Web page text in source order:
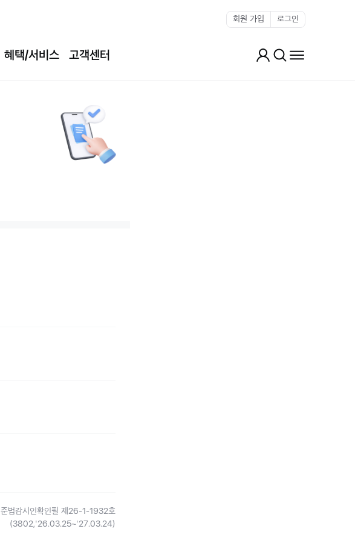
회원 가입 로그인
혜택/서비스 고객센터 마이페이지
전체검색전체메뉴 열기
준법감시인확인필 제26-1-1932호
(3802,'26.03.25~'27.03.24)